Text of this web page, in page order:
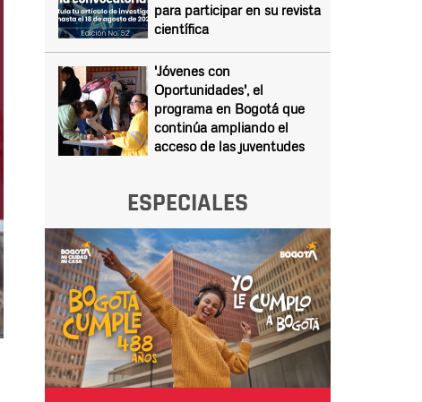
para participar en su revista
científica
'Jóvenes con
Oportunidades', el
programa en Bogotá que
continúa ampliando el
acceso de las juventudes
ESPECIALES